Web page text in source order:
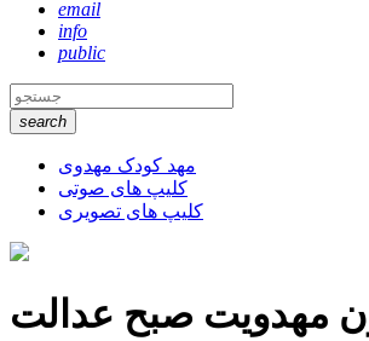
email
info
public
search
مهد کودک مهدوی
کلیپ های صوتی
کلیپ های تصویری
مهدویت صبح عدالت